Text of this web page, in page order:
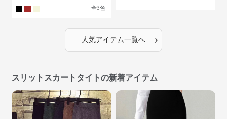
全3色
人気アイテム一覧へ ›
スリットスカートタイトの新着アイテム